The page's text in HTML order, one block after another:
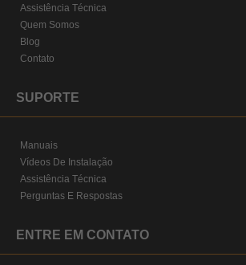
Assistência Técnica
Quem Somos
Blog
Contato
SUPORTE
Manuais
Vídeos De Instalação
Assistência Técnica
Perguntas E Respostas
ENTRE EM CONTATO